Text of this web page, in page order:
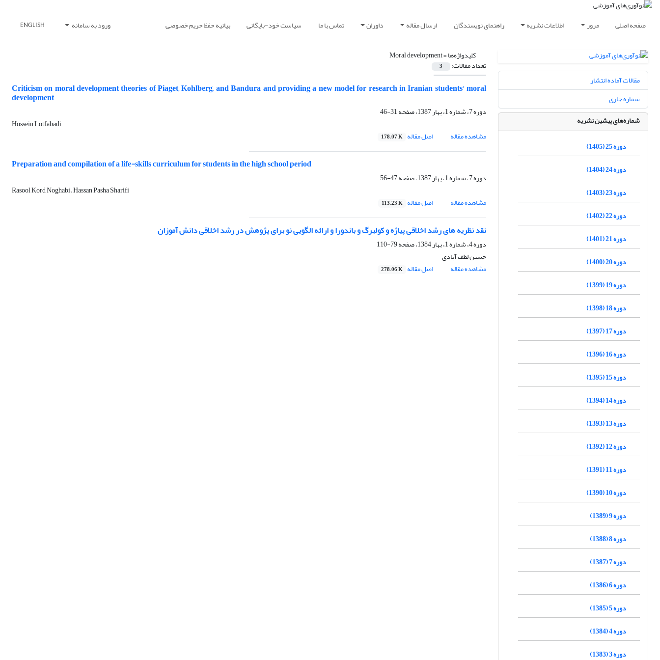
صفحه اصلی مرور اطلاعات نشریه راهنمای نویسندگان ارسال مقاله داوران تماس با ما سیاست خود-بایگانی بیانیه حفظ حریم خصوصی ورود به سامانه ENGLISH
کلیدواژه‌ها =Moral development
تعداد مقالات: 3
Criticism on moral development theories of Piaget, Kohlberg, and Bandura and providing a new model for research in Iranian students' moral
development
دوره 7، شماره 1، بهار 1387، صفحه
31-46
Hossein Lotfabadi
مشاهده مقاله
اصل مقاله 178.07 K
Preparation and compilation of a life-skills curriculum for students in the high school period
دوره 7، شماره 1، بهار 1387، صفحه
47-56
Rasool Kord Noghabi، Hassan Pasha Sharifi
مشاهده مقاله
اصل مقاله 113.23 K
نقد نظریه های رشد اخلاقی پیاژه و کولبرگ و باندورا و ارائه الگویی نو برای پژوهش در رشد اخلاقی دانش آموزان
دوره 4، شماره 1، بهار 1384، صفحه
79-110
حسین لطف آبادی
مشاهده مقاله
اصل مقاله 278.06 K
مقالات آماده انتشار
شماره جاری
شماره‌های پیشین نشریه
دوره 25 (1405)
دوره 24 (1404)
دوره 23 (1403)
دوره 22 (1402)
دوره 21 (1401)
دوره 20 (1400)
دوره 19 (1399)
دوره 18 (1398)
دوره 17 (1397)
دوره 16 (1396)
دوره 15 (1395)
دوره 14 (1394)
دوره 13 (1393)
دوره 12 (1392)
دوره 11 (1391)
دوره 10 (1390)
دوره 9 (1389)
دوره 8 (1388)
دوره 7 (1387)
دوره 6 (1386)
دوره 5 (1385)
دوره 4 (1384)
دوره 3 (1383)